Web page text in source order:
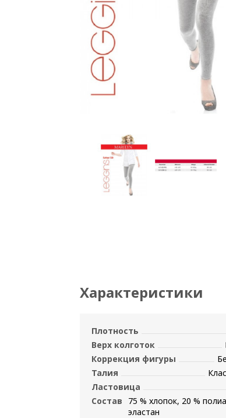
Характеристики
Плотность
Верх колготок
Коррекция фигуры
Талия
Ластовица
Состав
75 % хлопок, 20 %
эластан